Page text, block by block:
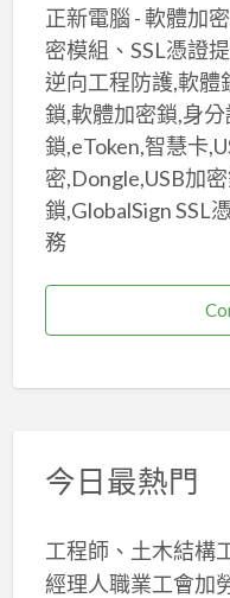
正新電腦 - 軟體加
密模組、SSL憑證
逆向工程防護,軟體
鎖,軟體加密鎖,身
鎖,eToken,智慧卡
密,Dongle,USB加
鎖,GlobalSign SSL
務
今日最熱門
工程師、土木結構
經理人職業工會加